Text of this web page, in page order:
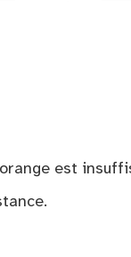
est